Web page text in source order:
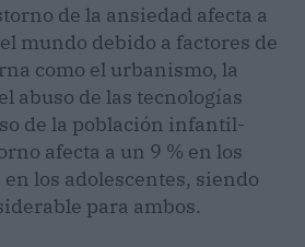
de la ansiedad afecta a
mundo debido a factores de
como el urbanismo, la
abuso de las tecnologías
de la población infantil-
afecta a un 9 % en los
los adolescentes, siendo
para ambos.